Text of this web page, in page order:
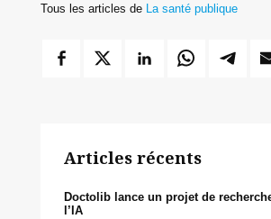
Tous les articles de La santé publique
Articles récents
Doctolib lance un projet de
l’IA